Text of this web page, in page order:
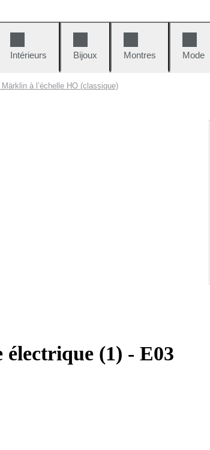
Intérieurs Bijoux Montres Mode
à l’échelle HO (classique)
(1) - E03